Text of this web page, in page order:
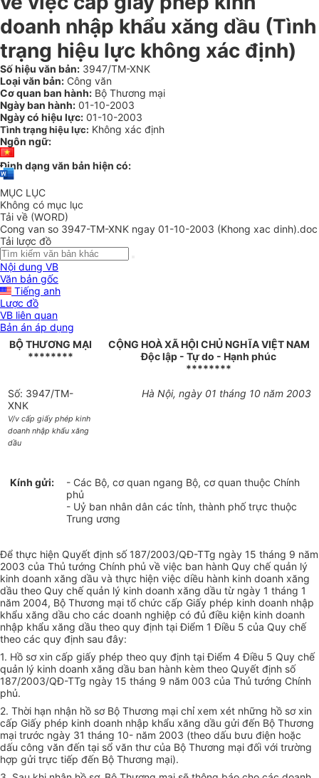
doanh nhập khẩu xăng dầu (Tình
trạng hiệu lực không xác định)
Số hiệu văn bản: 3947/TM-XNK
Loại văn bản: Công văn
Cơ quan ban hành: Bộ Thương mại
Ngày ban hành: 01-10-2003
Ngày có hiệu lực: 01-10-2003
Tình trạng hiệu lực: Không xác định
Ngôn ngữ:
Định dạng văn bản hiện có:
MỤC LỤC
Không có mục lục
Tải về (WORD)
Cong van so 3947-TM-XNK ngay 01-10-2003 (Khong xac dinh).doc
Tải lược đồ
Nội dung VB
Văn bản gốc
Tiếng anh
Lược đồ
VB liên quan
Bản án áp dụng
BỘ THƯƠNG MẠI
********
CỘNG HOÀ XÃ HỘI CHỦ NGHĨA VIỆT NAM
Độc lập - Tự do - Hạnh phúc
********
Số: 3947/TM-
XNK
V/v cấp giấy phép kinh
doanh nhập khẩu xăng
dầu
Hà Nội, ngày 01 tháng 10 năm 2003
Kính gửi:
- Các Bộ, cơ quan ngang Bộ, cơ quan thuộc Chính
phủ
- Uỷ ban nhân dân các tỉnh, thành phố trực thuộc
Trung ương
Để thực hiện Quyết định số 187/2003/QĐ-TTg ngày 15 tháng 9 năm
2003 của Thủ tướng Chính phủ về việc ban hành Quy chế quản lý
kinh doanh xăng dầu và thực hiện việc diều hành kinh doanh xăng
dầu theo Quy chế quản lý kinh doanh xăng dầu từ ngày 1 tháng 1
năm 2004, Bộ Thương mại tổ chức cấp Giấy phép kinh doanh nhập
khẩu xăng dầu cho các doanh nghiệp có đủ điều kiện kinh doanh
nhập khẩu xăng dầu theo quy định tại Điểm 1 Điều 5 của Quy chế
theo các quy định sau đây:
1. Hồ sơ xin cấp giấy phép theo quy định tại Điểm 4 Điều 5 Quy chế
quản lý kinh doanh xăng dầu ban hành kèm theo Quyết định số
187/2003/QĐ-TTg ngày 15 tháng 9 năm 003 của Thủ tướng Chính
phủ.
2. Thời hạn nhận hồ sơ Bộ Thương mại chỉ xem xét những hồ sơ xin
cấp Giấy phép kinh doanh nhập khẩu xăng dầu gửi đến Bộ Thương
mại trước ngày 31 tháng 10- năm 2003 (theo dấu bưu điện hoặc
dấu công văn đến tại sổ văn thư của Bộ Thương mại đối với trường
hợp gửi trực tiếp đến Bộ Thương mại).